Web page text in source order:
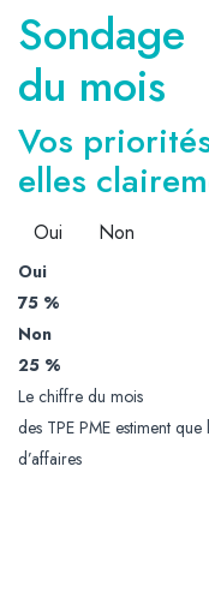
Sondage
du mois
Vos
elles
Oui Non
Oui
75 %
Non
25 %
Le chiffre du mois
des TPE PME estiment
d’affaires